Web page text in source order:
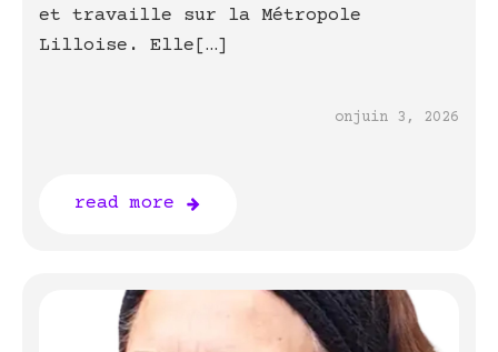
et travaille sur la Métropole
Lilloise. Elle[…]
onjuin 3, 2026
read more